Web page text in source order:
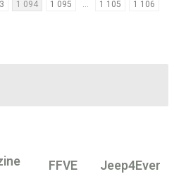
1 094 1 095 … 1 105
1 106
FFVE Jeep4Ever